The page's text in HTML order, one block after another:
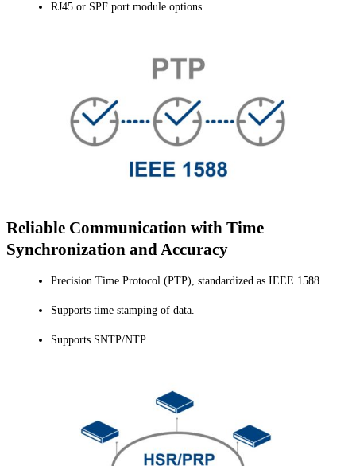
RJ45 or SPF port module options.
Reliable Communication with Time
Synchronization and Accuracy
Precision Time Protocol (PTP), standardized as IEEE 1588.
Supports time stamping of data.
Supports SNTP/NTP.